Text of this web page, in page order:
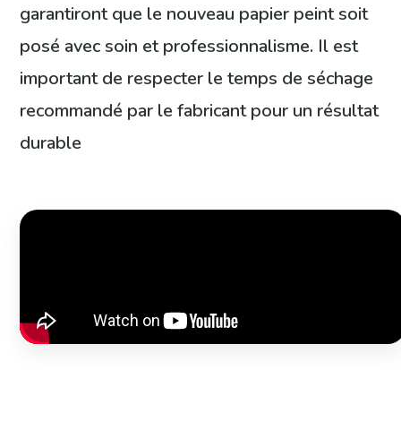
garantiront que le nouveau papier peint soit
posé avec soin et professionnalisme. Il est
important de respecter le temps de séchage
recommandé par le fabricant pour un résultat
durable